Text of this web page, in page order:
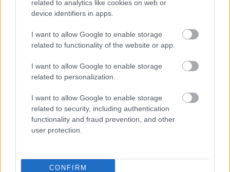
related to analytics like cookies on web or
device identifiers in apps.
I want to allow Google to enable storage
related to functionality of the website or app.
I want to allow Google to enable storage
related to personalization.
I want to allow Google to enable storage
related to security, including authentication
functionality and fraud prevention, and other
user protection.
CONFIRM
pop internaționale, Bebe Rexha va urca pe scena
principală a Festivalului IntenCity, eveniment
care se va desfășura la Craiova, în perioada 26-
29 iunie 2025. Cu o carieră care include
stream-uri, Bebe Rexha aduce la Festivalul
IntenCity un show complex, […]
Citeste mai mult
26 MARTIE 2025